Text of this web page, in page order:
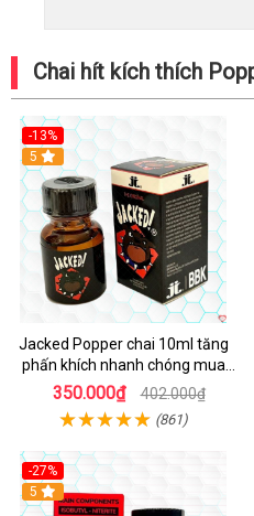
Chai hít kích thích
-13%
5
Jacked Popper chai 10ml tăng
phấn khích nhanh chóng mua
ngay
350.000₫ 402.000₫
(861)
-27%
5